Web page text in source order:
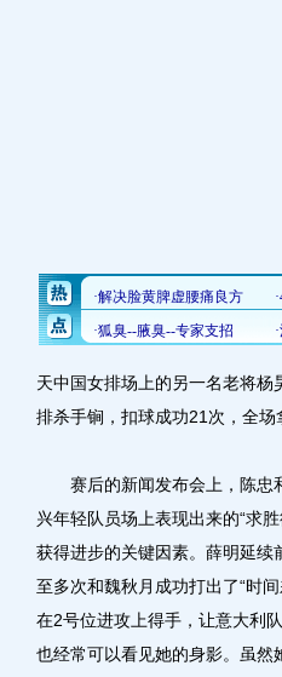
天中国女排场上的另一名老将
排杀手锏，扣球成功21次，全场
赛后的新闻发布会上，陈忠
兴年轻队员场上表现出来的“求
获得进步的关键因素。薛明延
至多次和魏秋月成功打出了“时
在2号位进攻上得手，让意大利
也经常可以看见她的身影。虽